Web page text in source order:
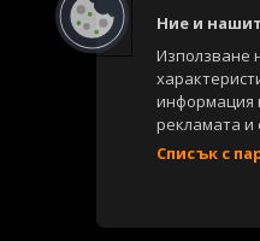
Ние и
Използване
информация
рекламата и
Списък с